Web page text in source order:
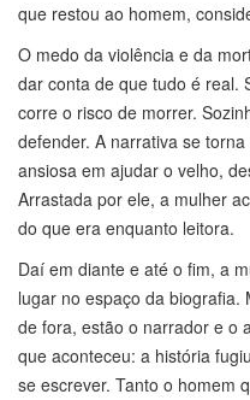
que restou ao homem,
O medo da violência e da
dar conta de que tudo é real.
corre o risco de morrer.
defender. A narrativa se
ansiosa em ajudar o velho,
Arrastada por ele, a mulher
do que era enquanto leitora.
Daí em diante e até o fim, a
lugar no espaço da biografia.
de fora, estão o narrador e o
que aconteceu: a história
se escrever. Tanto o homem